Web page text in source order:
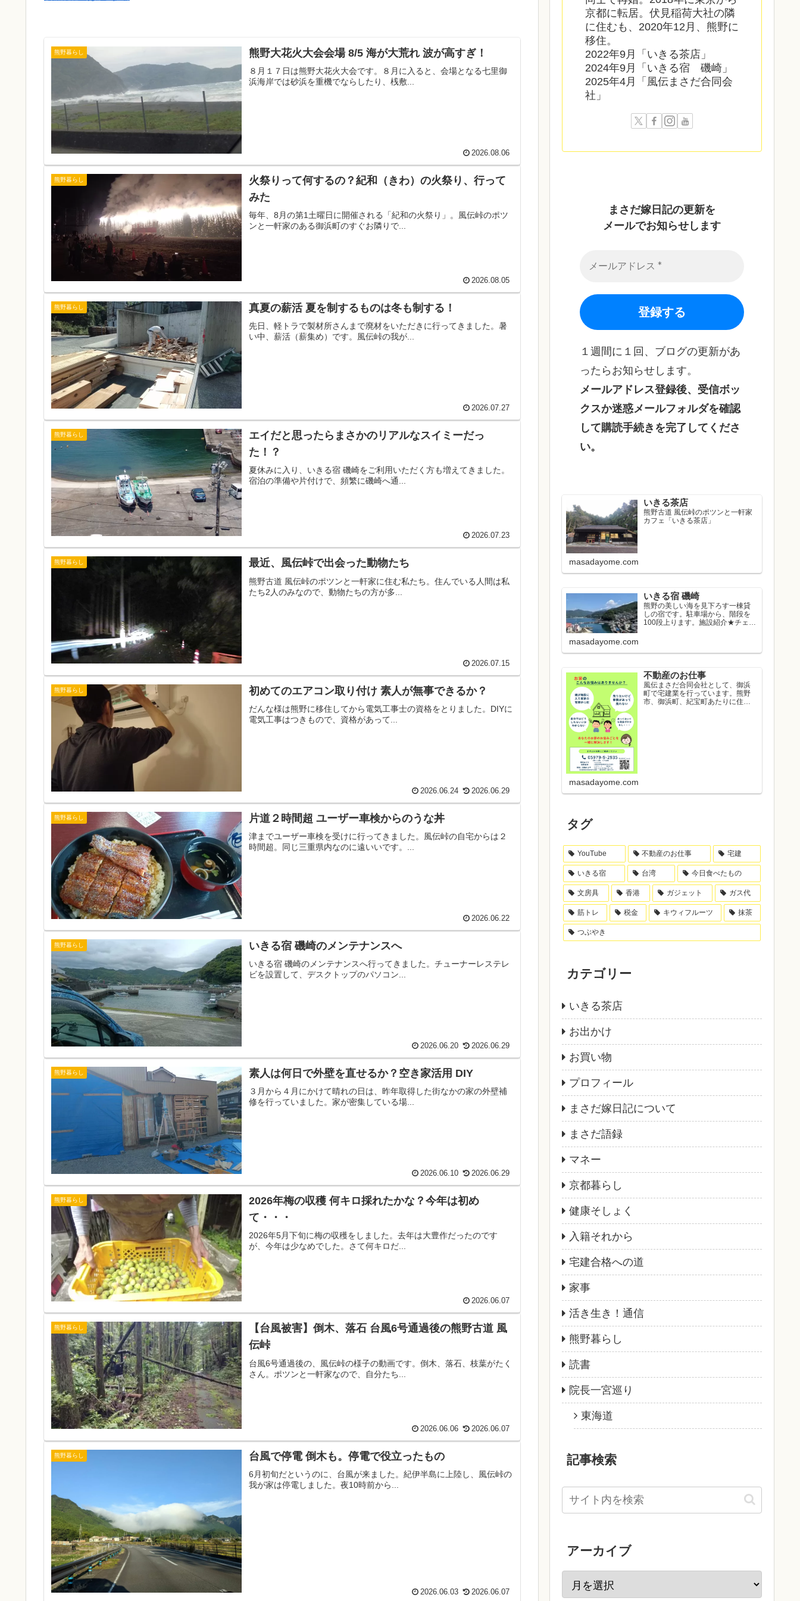
熊野暮らし 熊野大花火大会会場 8/5 海が大荒れ 波が高すぎ！
８月１７日は熊野大花火大会です。８月に入ると、会場となる七里御
浜海岸では砂浜を重機でならしたり、桟敷...
2026.08.06
熊野暮らし
火祭りって何するの？紀和（きわ）の火祭り、行って
みた
毎年、8月の第1土曜日に開催される「紀和の火祭り」。風伝峠のポツ
ンと一軒家のある御浜町のすぐお隣りで...
2026.08.05
熊野暮らし 真夏の薪活 夏を制するものは冬も制する！
先日、軽トラで製材所さんまで廃材をいただきに行ってきました。暑
い中、薪活（薪集め）です。風伝峠の我が...
2026.07.27
熊野暮らし
エイだと思ったらまさかのリアルなスイミーだっ
た！？
夏休みに入り、いきる宿 磯崎をご利用いただく方も増えてきました。
宿泊の準備や片付けで、頻繁に磯崎へ通...
2026.07.23
熊野暮らし 最近、風伝峠で出会った動物たち
熊野古道 風伝峠のポツンと一軒家に住む私たち。住んでいる人間は私
たち2人のみなので、動物たちの方が多...
2026.07.15
熊野暮らし 初めてのエアコン取り付け 素人が無事できるか？
だんな様は熊野に移住してから電気工事士の資格をとりました。DIYに
電気工事はつきもので、資格があって...
2026.06.24 2026.06.29
熊野暮らし 片道２時間超 ユーザー車検からのうな丼
津までユーザー車検を受けに行ってきました。風伝峠の自宅からは２
時間超。同じ三重県内なのに遠いいです。...
2026.06.22
熊野暮らし いきる宿 磯崎のメンテナンスへ
いきる宿 磯崎のメンテナンスへ行ってきました。チューナーレステレ
ビを設置して、デスクトップのパソコン...
2026.06.20 2026.06.29
熊野暮らし 素人は何日で外壁を直せるか？空き家活用 DIY
３月から４月にかけて晴れの日は、昨年取得した街なかの家の外壁補
修を行っていました。家が密集している場...
2026.06.10 2026.06.29
熊野暮らし
2026年梅の収穫 何キロ採れたかな？今年は初め
て・・・
2026年5月下旬に梅の収穫をしました。去年は大豊作だったのです
が、今年は少なめでした。さて何キロだ...
2026.06.07
熊野暮らし
【台風被害】倒木、落石 台風6号通過後の熊野古道 風
伝峠
台風6号通過後の、風伝峠の様子の動画です。倒木、落石、枝葉がたく
さん。ポツンと一軒家なので、自分たち...
2026.06.06 2026.06.07
熊野暮らし 台風で停電 倒木も。停電で役立ったもの
6月初旬だというのに、台風が来ました。紀伊半島に上陸し、風伝峠の
我が家は停電しました。夜10時前から...
2026.06.03 2026.06.07
京都に転居。伏見稲荷大社の隣
に住むも、2020年12月、熊野に
移住。
2022年9月「いきる茶店」
2024年9月「いきる宿 磯崎」
2025年4月「風伝まさだ合同会
社」
まさだ嫁日記の更新を
メールでお知らせします
１週間に１回、ブログの更新があ
ったらお知らせします。
メールアドレス登録後、受信ボッ
クスか迷惑メールフォルダを確認
して購読手続きを完了してくださ
い。
いきる茶店
熊野古道 風伝峠のポツンと一軒家
カフェ「いきる茶店」
masadayome.com
いきる宿 磯崎
熊野の美しい海を見下ろす一棟貸
しの宿です。駐車場から、階段を
100段上ります。施設紹介★チェッ
masadayome.com
不動産のお仕事
風伝まさだ合同会社として、御浜
町で宅建業を行っています。熊野
市、御浜町、紀宝町あたりに住み
masadayome.com
タグ
YouTube 不動産のお仕事 宅建
いきる宿 台湾 今日食べたもの
文房具 香港 ガジェット ガス代
筋トレ 税金 キウィフルーツ 抹茶
つぶやき
カテゴリー
いきる茶店
お出かけ
お買い物
プロフィール
まさだ嫁日記について
まさだ語録
マネー
京都暮らし
健康そしょく
入籍それから
宅建合格への道
家事
活き生き！通信
熊野暮らし
読書
院長一宮巡り
東海道
記事検索
アーカイブ